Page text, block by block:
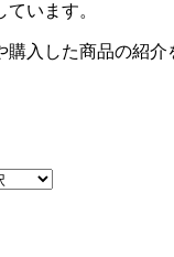
います。
購入した商品の紹介